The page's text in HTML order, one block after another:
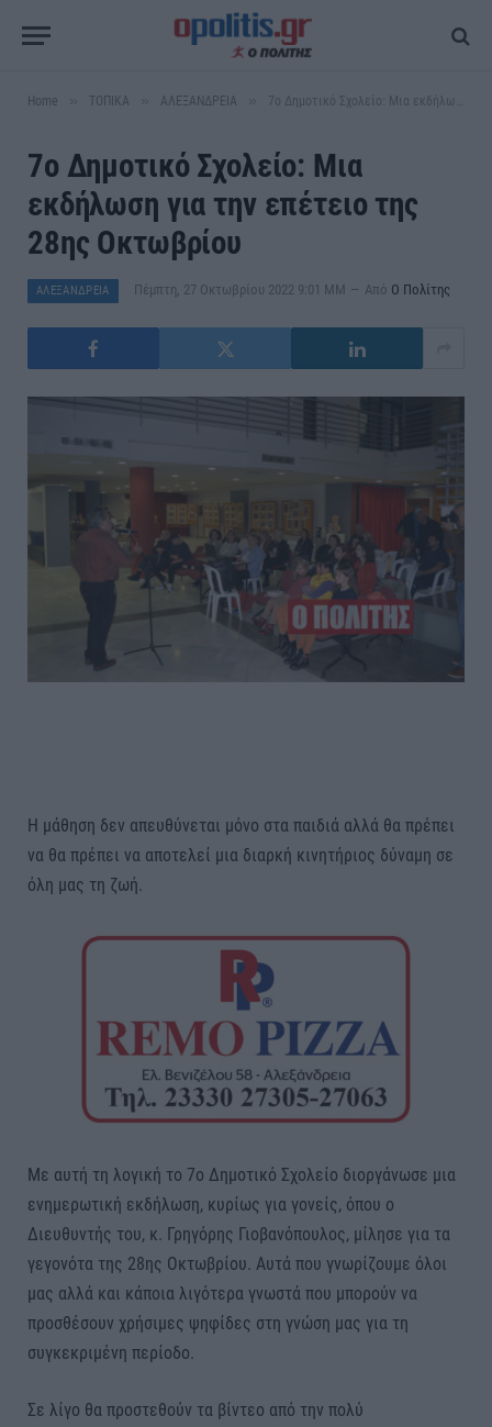
Home ΤΟΠΙΚΑ ΑΛΕΞΑΝΔΡΕΙΑ 7ο Δημοτικό Σχολείο: Μια εκδήλωση για την επέτειο της 28ης Οκτωβρίου
7ο Δημοτικό Σχολείο: Μια
εκδήλωση για την επέτειο της
28ης Οκτωβρίου
ΑΛΕΞΑΝΔΡΕΙΑ Πέμπτη, 27 Οκτωβρίου 2022 9:01 ΜΜ Από Ο Πολίτης
Η μάθηση δεν απευθύνεται μόνο στα παιδιά αλλά θα πρέπει
να θα πρέπει να αποτελεί μια διαρκή κινητήριος δύναμη σε
όλη μας τη ζωή.
Με αυτή τη λογική το 7ο Δημοτικό Σχολείο διοργάνωσε μια
ενημερωτική εκδήλωση, κυρίως για γονείς, όπου ο
Διευθυντής του, κ. Γρηγόρης Γιοβανόπουλος, μίλησε για τα
γεγονότα της 28ης Οκτωβρίου. Αυτά που γνωρίζουμε όλοι
μας αλλά και κάποια λιγότερα γνωστά που μπορούν να
προσθέσουν χρήσιμες ψηφίδες στη γνώση μας για τη
συγκεκριμένη περίοδο.
Σε λίγο θα προστεθούν τα βίντεο από την πολύ